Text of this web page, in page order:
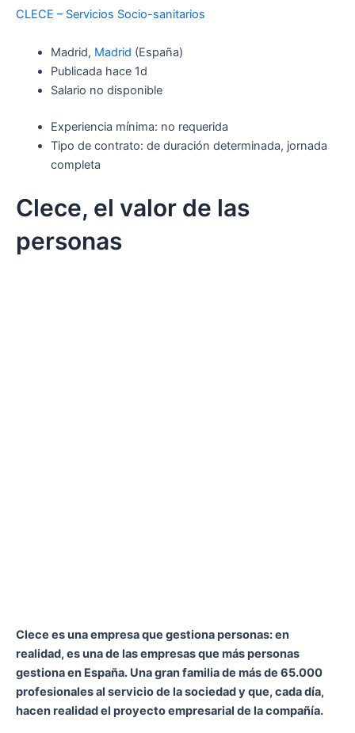
CLECE – Servicios Socio-sanitarios
Madrid, Madrid (España)
Publicada hace 1d
Salario no disponible
Experiencia mínima: no requerida
Tipo de contrato: de duración determinada, jornada
completa
Clece, el valor de las
personas
Clece es una empresa que gestiona personas: en
realidad, es una de las empresas que más personas
gestiona en España. Una gran familia de más de 65.000
profesionales al servicio de la sociedad y que, cada día,
hacen realidad el proyecto empresarial de la compañía.